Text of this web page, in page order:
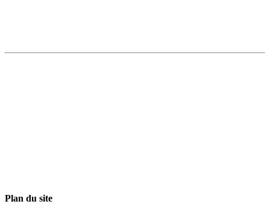
Plan du site